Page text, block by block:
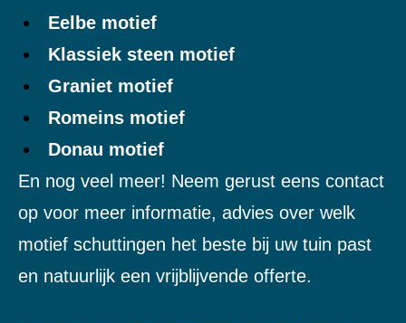
Eelbe motief
Klassiek steen motief
Graniet motief
Romeins motief
Donau motief
En nog veel meer! Neem gerust eens contact
op voor meer informatie, advies over welk
motief schuttingen het beste bij uw tuin past
en natuurlijk een vrijblijvende offerte.